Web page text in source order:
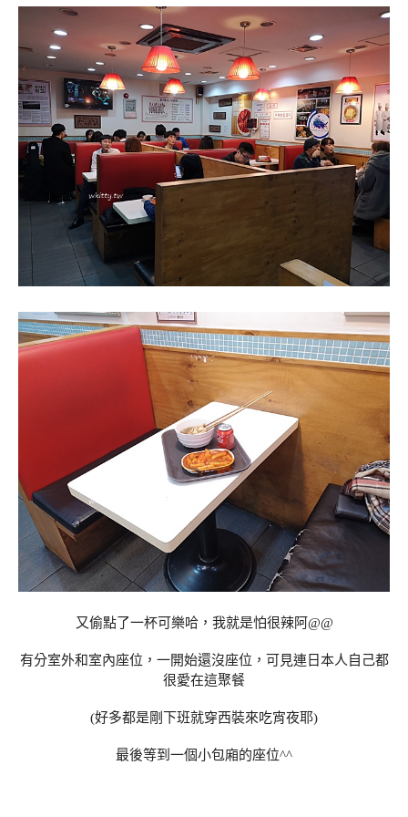
又偷點了一杯可樂哈，我就是怕很辣阿@@
有分室外和室內座位，一開始還沒座位，可見連日本人自己都
很愛在這聚餐
(好多都是剛下班就穿西裝來吃宵夜耶)
最後等到一個小包廂的座位^^